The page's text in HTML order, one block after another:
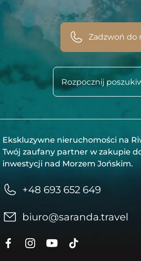
Zadzwoń do
Rozpocznij
Ekskluzywne nieruchomości na
Twój zaufany partner w zakupie
inwestycji nad Morzem Jońskim.
+48 693 652 649
biuro@saranda.travel